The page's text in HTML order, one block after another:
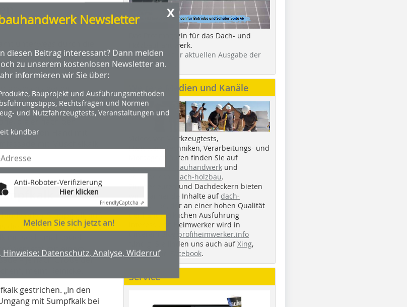
unterwegs durch die
an der Fassade
Mit den
Gesimssteine
abgeschlagenen
Erst danach konnte der
die er nach den
hatte, von Hand mit
mit Muschelkalk
Sumpfkalk auf.
die einfachste Sache der
mit sechsmal soviel
versetzt mit einem
– je nach Größe der
meint Reinicke.
gestrichen. „In den
mit Sumpfkalk bei
x
Newsletter
diesen Beitrag interessant? Dann melden
zu unserem kostenlosen Newsletter an.
informieren wir Sie über:
Bauprojekt und Ausführungsmethoden
Rechtsfragen und Normen
und Nutzfahrzeugtests, Veranstaltungen und
kündbar
Anti-Roboter-Verifizierung
Hier klicken
FriendlyCaptcha ⇗
Melden Sie sich jetzt an!
Hinweise: Datenschutz, Analyse, Widerruf
Das Profimagazin für das Dach- und
Holzbauhandwerk.
Hier geht es zur aktuellen Ausgabe der
dach+holzbau.
Weitere Medien und Kanäle
Videos von Werkzeugtests,
Handwerkstechniken, Verarbeitungs- und
Montageabläufen finden Sie auf
youtube.com/bauhandwerk und
youtube.com/dach-holzbau.
Zimmerleuten und Dachdeckern bieten
wir spannende Inhalte auf dach-
holzbau.de
, der an einer hohen Qualität
der handwerklichen Ausführung
interessierte Heimwerker wird in
unserem Blog
profiheimwerker.info
fündig. Sie finden uns auch aufXing,
Twitterund Facebook.
Service